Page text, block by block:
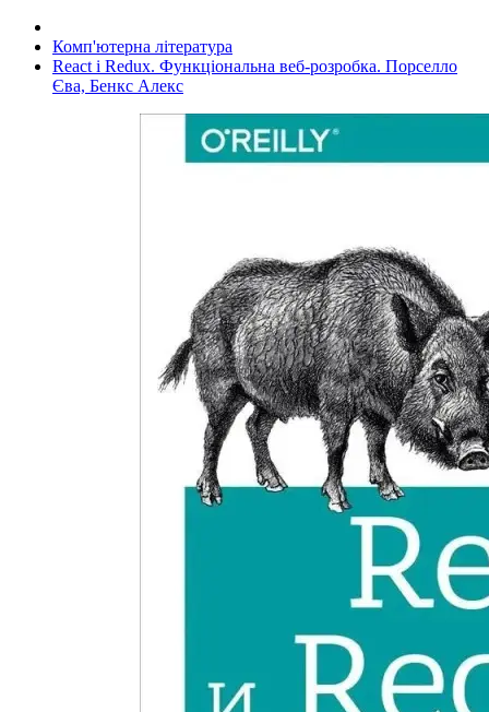
Комп'ютерна література
React і Redux. Функціональна веб-розробка. Порселло
Єва, Бенкс Алекс